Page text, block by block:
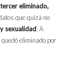
eliminado,
que quizá no
sexualidad. A
eliminado por